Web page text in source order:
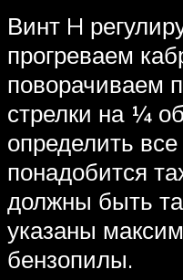
Винт H
прогреваем
поворачиваем
стрелки на ¼
определить
понадобится
должны быть
указаны
бензопилы.